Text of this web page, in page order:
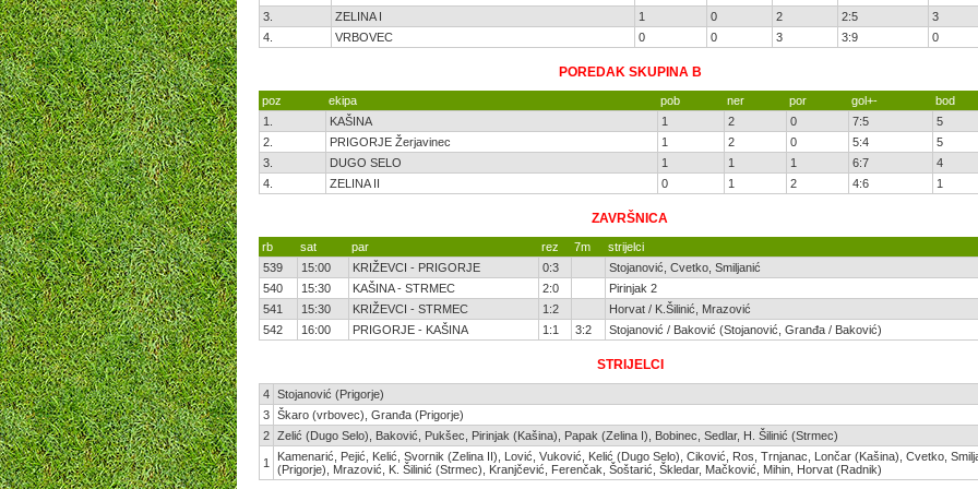
3.
ZELINA I 1 0 2 2:5
3
4.
VRBOVEC 0 0 3 3:9 0
POREDAK SKUPINA B
poz ekipa pob ner por gol+-
bod
1.
KAŠINA 1 2 0 7:5
5
2.
PRIGORJE Žerjavinec 1 2 0 5:4
5
3.
DUGO SELO 1 1 1 6:7
4
4.
ZELINA II 0 1 2 4:6 1
ZAVRŠNICA
rb sat par rez 7m
strijelci
539
15:00 KRIŽEVCI - PRIGORJE 0:3
Stojanović, Cvetko, Smiljanić
540
15:30 KAŠINA - STRMEC 2:0
Pirinjak 2
541
15:30 KRIŽEVCI - STRMEC 1:2
Horvat / K.Šilinić, Mrazović
542
16:00 PRIGORJE - KAŠINA 1:1 3:2 Stojanović / Baković (Stojanović, Granđa / Baković)
STRIJELCI
4 Stojanović (Prigorje)
3 Škaro (vrbovec), Granđa (Prigorje)
2 Zelić (Dugo Selo), Baković, Pukšec, Pirinjak (Kašina), Papak (Zelina I), Bobinec, Sedlar, H. Šilinić (Strmec)
1
Kamenarić, Pejić, Kelić, Svornik (Zelina II), Lović, Vuković, Kelić (Dugo Selo), Ciković, Ros, Trnjanac, Lončar (Kašina), Cvetko,
(Prigorje), Mrazović, K. Šilinić (Strmec), Kranjčević, Ferenčak, Šoštarić, Škledar, Mačković, Mihin, Horvat (Radnik)